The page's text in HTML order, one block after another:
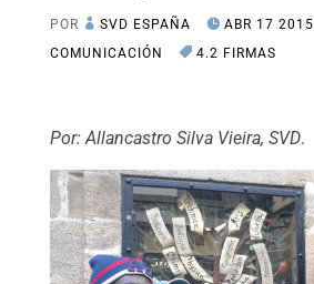
POR SVD ESPAÑA ABR 17 2015
COMUNICACIÓN
4.2 FIRMAS
Por:Allancastro Silva Vieira, SVD.